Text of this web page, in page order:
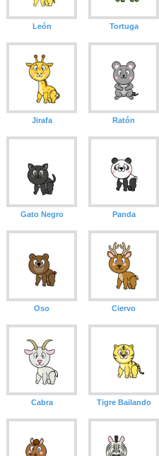
León Tortuga
Jirafa Ratón
Gato Negro Panda
Oso Ciervo
Cabra Tigre Bailando